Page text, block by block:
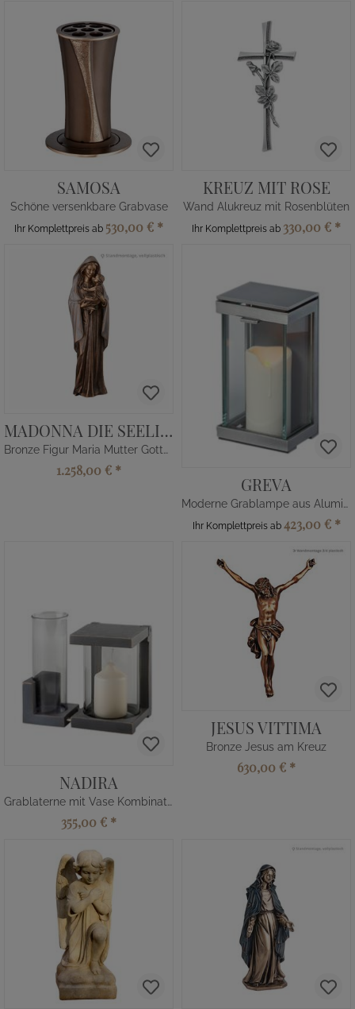
SAMOSA
Schöne versenkbare Grabvase
Ihr Komplettpreis ab 530,00 € *
KREUZ MIT ROSE
Wand Alukreuz mit Rosenblüten
Ihr Komplettpreis ab 330,00 € *
MADONNA DIE SEELIGE
Bronze Figur Maria Mutter Gottes
1.258,00 € *
GREVA
Moderne Grablampe aus Aluminium
Ihr Komplettpreis ab 423,00 € *
NADIRA
Grablaterne mit Vase Kombination
355,00 € *
JESUS VITTIMA
Bronze Jesus am Kreuz
630,00 € *